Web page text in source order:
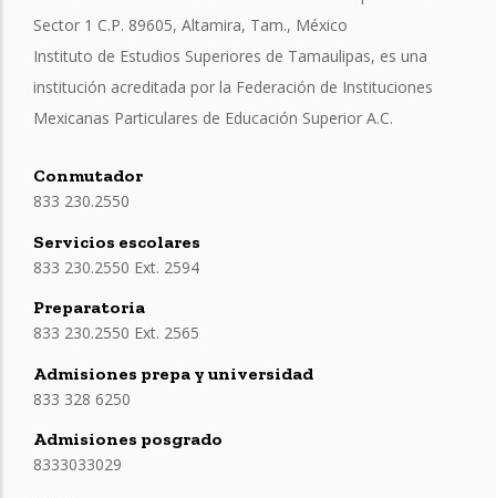
Sector 1 C.P. 89605, Altamira, Tam., México
Instituto de Estudios Superiores de Tamaulipas, es una
institución acreditada por la Federación de Instituciones
Mexicanas Particulares de Educación Superior A.C.
Conmutador
833 230.2550
Servicios escolares
833 230.2550 Ext. 2594
Preparatoria
833 230.2550 Ext. 2565
Admisiones prepa y universidad
833 328 6250
Admisiones posgrado
8333033029